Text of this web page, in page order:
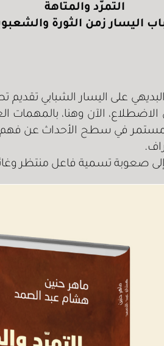
التمرّد والمتاهة
اليسار زمن الثورة
على اليسار الشبابي
الآن وهنا، بالمهمات
صعوبة تسمية فاعل منتظر